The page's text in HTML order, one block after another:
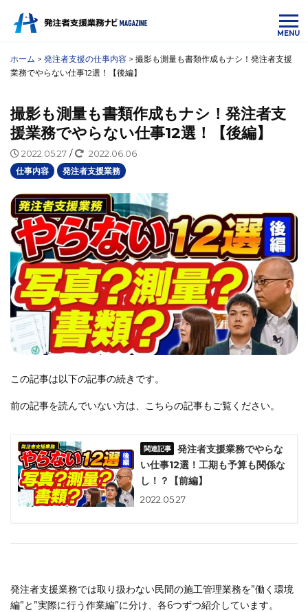
MENU
ホーム > 発注者支援の仕事内容 > 撮影も測量も書類作成もナシ！発注者支援
業務でやらない仕事12選！【後編】
撮影も測量も書類作成もナシ！発注者支
援業務でやらない仕事12選！【後編】
2022.05.27 / 2022.06.06
仕事内容 発注者支援業務
この記事は以下の記事の続きです。
前の記事を読んでいない方は、こちらの記事もご覧ください。
発注者支援業務でやらな
い仕事12選！工期も予算も関係な
し！？【前編】
2022.05.27
発注者支援業務では取り扱わない民間の施工管理業務を”働く環境
編”と”実際に行う作業編”に分け、各6つずつ紹介しています。